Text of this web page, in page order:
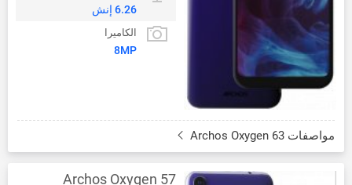
6.26 إنش
الكاميرا
8MP
مواصفات Archos Oxygen 63
Archos Oxygen 57